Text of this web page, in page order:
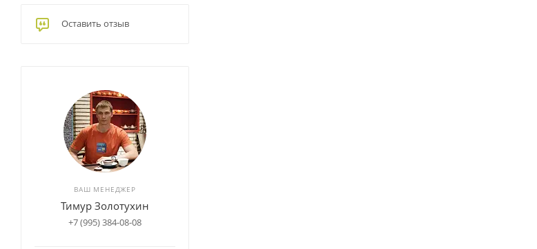
Оставить отзыв
ВАШ МЕНЕДЖЕР
Тимур Золотухин
+7 (995) 384-08-08